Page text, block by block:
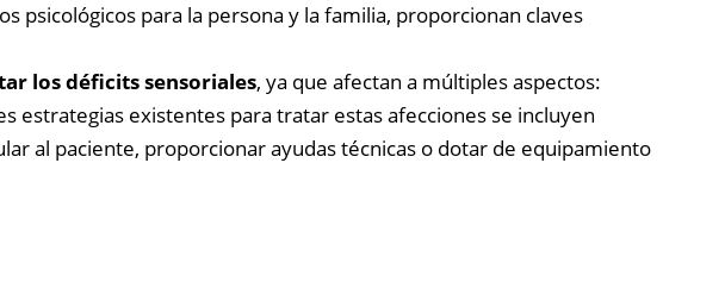
psicológicos para la persona y la familia, proporcionan claves
los déficits sensoriales, ya que afectan a múltiples aspectos:
estrategias existentes para tratar estas afecciones se incluyen
al paciente, proporcionar ayudas técnicas o dotar de equipamiento